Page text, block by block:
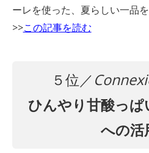
ーレを使った、夏らしい一品を
>>この記事を読む
５位／
ひんやり甘酸っぱ
への活